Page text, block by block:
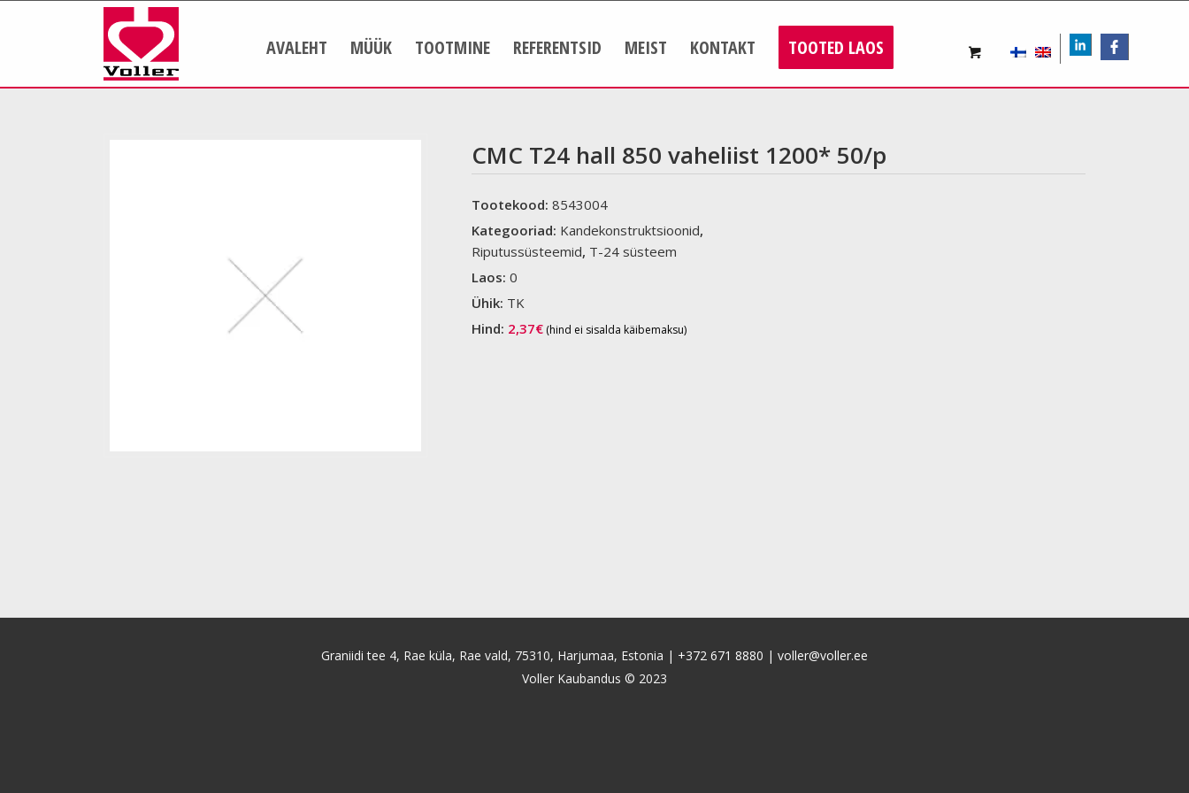
FB
LIn
AVALEHT MÜÜK TOOTMINE REFERENTSID MEIST KONTAKT TOOTED LAOS
CMC T24 hall 850 vaheliist 1200* 50/p
Tootekood:8543004
Kategooriad: Kandekonstruktsioonid,
Riputussüsteemid, T-24 süsteem
Laos:0
Ühik: TK
Hind: 2,37€ (hind ei sisalda käibemaksu)
Graniidi tee 4, Rae küla, Rae vald, 75310, Harjumaa, Estonia | +372 671 8880 | voller@voller.ee
Voller Kaubandus © 2023